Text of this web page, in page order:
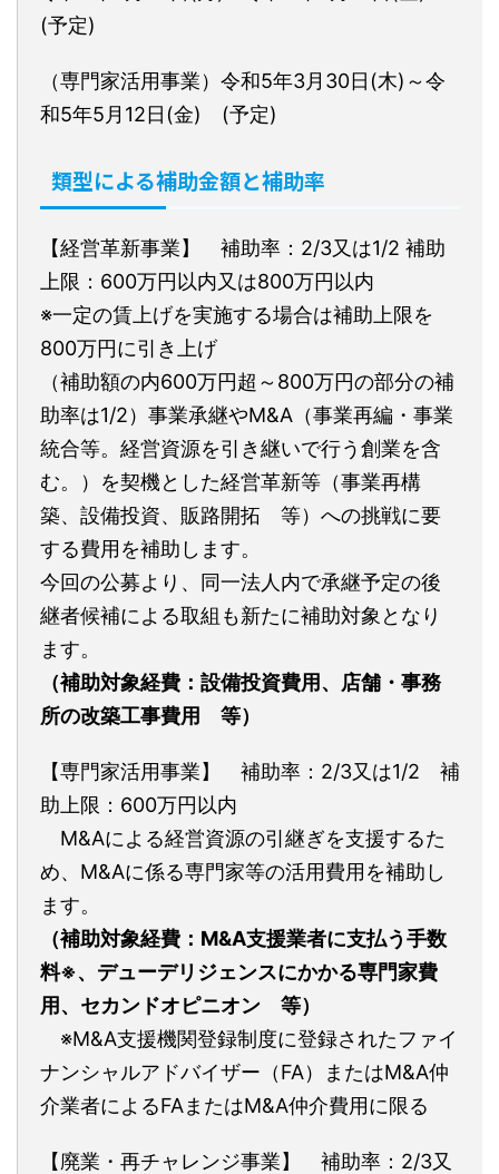
(予定)
（専門家活用事業）令和5年3月30日(木)～令
和5年5月12日(金) (予定)
類型による補助金額と補助率
【経営革新事業】 補助率：2/3又は1/2 補助
上限：600万円以内又は800万円以内
※一定の賃上げを実施する場合は補助上限を
800万円に引き上げ
（補助額の内600万円超～800万円の部分の補
助率は1/2）事業承継やM&A（事業再編・事業
統合等。経営資源を引き継いで行う創業を含
む。）を契機とした経営革新等（事業再構
築、設備投資、販路開拓 等）への挑戦に要
する費用を補助します。
今回の公募より、同一法人内で承継予定の後
継者候補による取組も新たに補助対象となり
ます。
（補助対象経費：設備投資費用、店舗・事務
所の改築工事費用 等）
【専門家活用事業】 補助率：2/3又は1/2 補
助上限：600万円以内
M&Aによる経営資源の引継ぎを支援するた
め、M&Aに係る専門家等の活用費用を補助し
ます。
（補助対象経費：M&A支援業者に支払う手数
料※、デューデリジェンスにかかる専門家費
用、セカンドオピニオン 等）
※M&A支援機関登録制度に登録されたファイ
ナンシャルアドバイザー（FA）またはM&A仲
介業者によるFAまたはM&A仲介費用に限る
【廃業・再チャレンジ事業】 補助率：2/3又